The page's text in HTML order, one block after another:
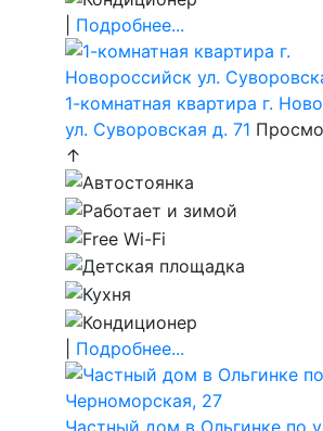
Подробнее...
1-комнатная квартира г.
ул. Суворовская д. 71
↑
Подробнее...
Частный дом в Ольгинке по